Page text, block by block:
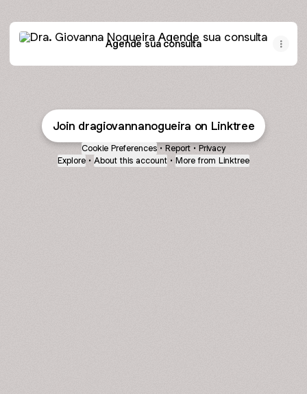
Agende sua consulta
Agende sua consulta
Join dragiovannanogueira on Linktree
Cookie Preferences • Report • Privacy
Explore • About this account • More from Linktree